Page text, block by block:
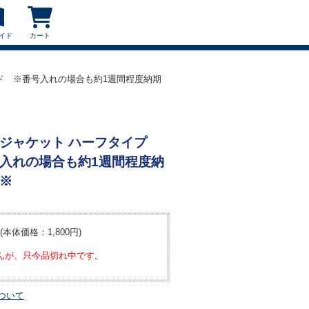
ド カート
※番号入れの場合も約1週間程度納期
ャケット ハーフタイプ
の場合も約1週間程度納
※
(本体価格：1,800円)
、只今品切れ中です。
いて